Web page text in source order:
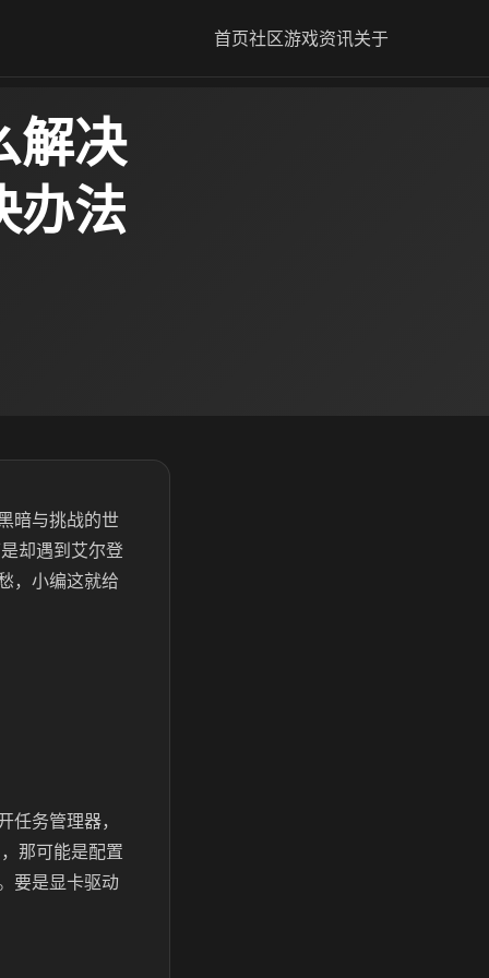
首页社区游戏资讯关于
解决
办法
暗与挑战的世
却遇到艾尔登
，小编这就给
务管理器，
那可能是配置
要是显卡驱动